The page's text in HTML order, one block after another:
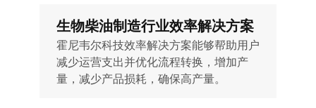
生物柴油制造行业效率解决方案
霍尼韦尔科技效率解决方案能够帮助用户
减少运营支出并优化流程转换，增加产
量，减少产品损耗，确保高产量。